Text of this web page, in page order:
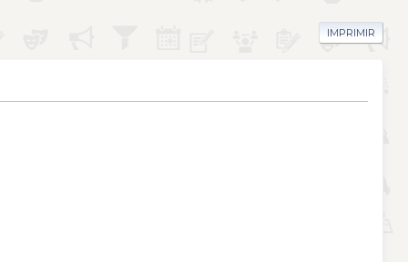
IMPRIMIR